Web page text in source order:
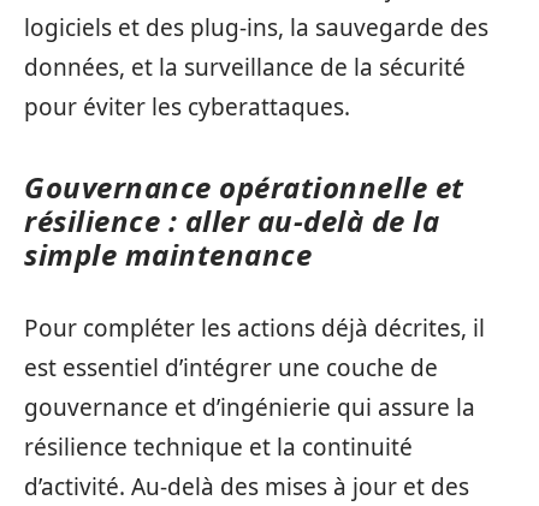
logiciels et des plug-ins, la sauvegarde des
données, et la surveillance de la sécurité
pour éviter les cyberattaques.
Gouvernance opérationnelle et
résilience : aller au‑delà de la
simple maintenance
Pour compléter les actions déjà décrites, il
est essentiel d’intégrer une couche de
gouvernance et d’ingénierie qui assure la
résilience technique et la continuité
d’activité. Au‑delà des mises à jour et des